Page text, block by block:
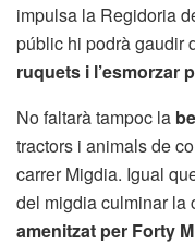
impulsa la Regidoria
públic hi podrà gaudir
ruquets i l’esmorzar
No faltarà tampoc la
tractors i animals de
carrer Migdia. Igual
del migdia culminar la
amenitzat per Forty